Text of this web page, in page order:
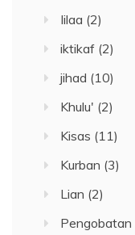
Iilaa (2)
iktikaf (2)
jihad (10)
Khulu' (2)
Kisas (11)
Kurban (3)
Lian (2)
Pengobatan